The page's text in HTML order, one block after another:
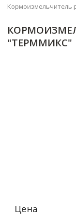
Кормоизмельчитель
"ТЕРММИКС"
Цена